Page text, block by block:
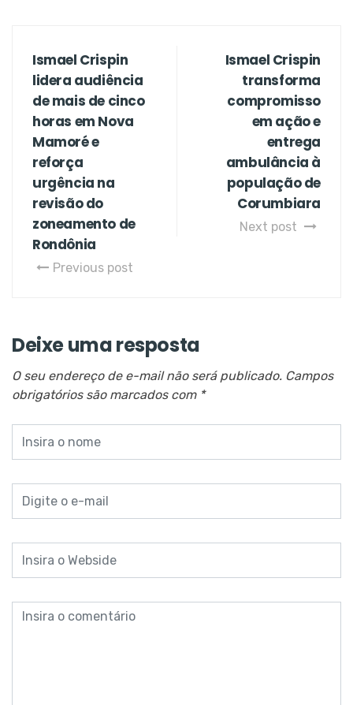
Ismael Crispin
lidera audiência
de mais de cinco
horas em Nova
Mamoré e
reforça
urgência na
revisão do
zoneamento de
Rondônia
Previous post
Ismael Crispin
transforma
compromisso
em ação e
entrega
ambulância à
população de
Corumbiara
Next post
Deixe uma resposta
O seu endereço de e-mail não será publicado. Campos
obrigatórios são marcados com *